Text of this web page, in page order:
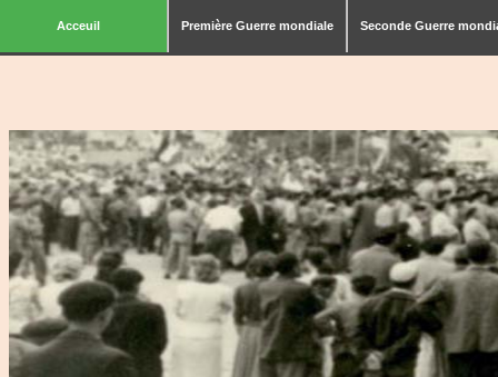
Acceuil Première Guerre mondiale Seconde Guerre